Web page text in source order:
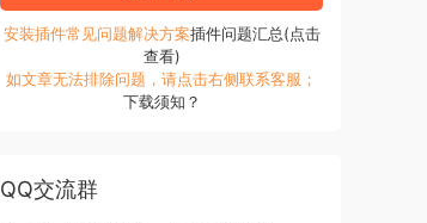
安装插件常见问题解决方案插件问题汇总(点击
查看)
如文章无法排除问题，请点击右侧联系客服；
下载须知？
QQ交流群